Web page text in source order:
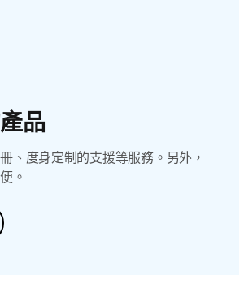
品
、度身定制的支援等服務。另外，
。